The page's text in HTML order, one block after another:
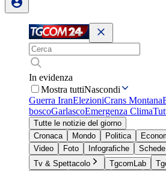
In evidenza
Mostra tuttiNascondi
Guerra IranElezioniCrans Montana
boscoGarlascoEmergenza Clima
Tutte le notizie del giorno
Cronaca
Mondo Politica
Video
Foto Infografiche
Schede
Tv & Spettacolo
TgcomLab